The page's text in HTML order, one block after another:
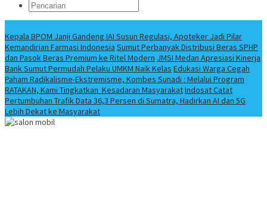
Kepala BPOM Janji Gandeng IAI Susun Regulasi, Apoteker Jadi Pilar
Kemandirian Farmasi Indonesia Sumut Perbanyak Distribusi Beras SPHP
dan Pasok Beras Premium ke Ritel Modern JMSI Medan Apresiasi Kinerja
Bank Sumut Permudah Pelaku UMKM Naik Kelas Edukasi Warga Cegah
Paham Radikalisme-Ekstremisme, Kombes Sunadi : Melalui Program
RATAKAN, Kami Tingkatkan Kesadaran MasyarakatIndosat Catat
Pertumbuhan Trafik Data 36,3 Persen di Sumatra, Hadirkan AI dan 5G
Lebih Dekat ke Masyarakat